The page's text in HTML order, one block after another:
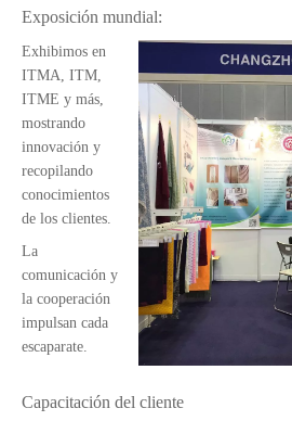
Exposición mundial:
Exhibimos en
ITMA, ITM,
ITME y más,
mostrando
innovación y
recopilando
conocimientos
de los clientes.
La
comunicación y
la cooperación
impulsan cada
escaparate.
Capacitación del cliente